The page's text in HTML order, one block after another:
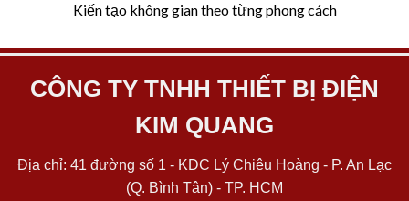
Kiến tạo không gian theo từng phong cách
CÔNG TY TNHH THIẾT BỊ ĐIỆN
KIM QUANG
Địa chỉ: 41 đường số 1 - KDC Lý Chiêu Hoàng - P. An Lạc
(Q. Bình Tân) - TP. HCM